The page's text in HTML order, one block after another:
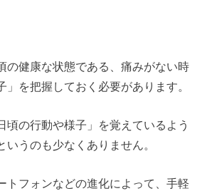
の健康な状態である、痛みがない時
」を把握しておく必要があります。
頃の行動や様子」を覚えているよう
いうのも少なくありません。
トフォンなどの進化によって、手軽